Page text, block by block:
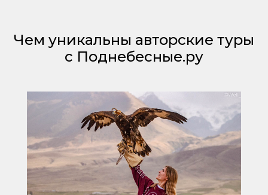
Чем уникальны авторские туры
с Поднебесные.ру